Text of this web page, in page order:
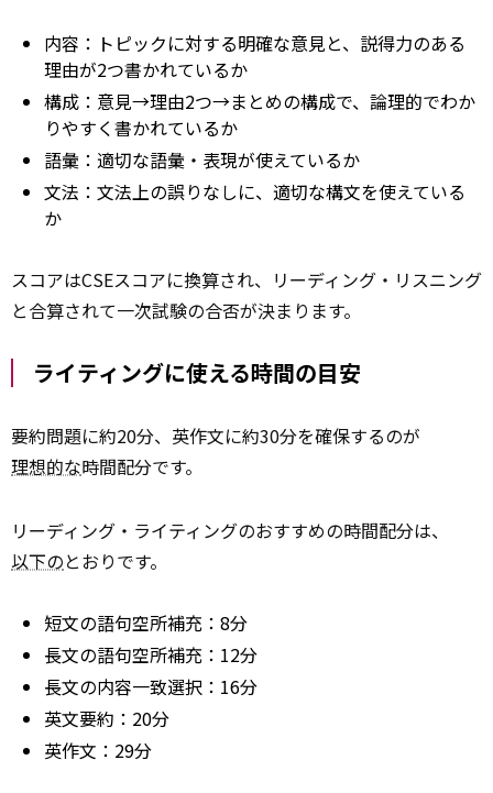
内容：トピックに対する明確な意見と、説得力のある
理由が2つ書かれているか
構成：意見→理由2つ→まとめの構成で、論理的でわか
りやすく書かれているか
語彙：適切な語彙・表現が使えているか
文法：文法上の誤りなしに、適切な構文を使えている
か
スコアはCSEスコアに換算され、リーディング・リスニング
と合算されて一次試験の合否が決まります。
ライティングに使える時間の目安
要約問題に約20分、英作文に約30分を確保するのが
理想的な時間配分です。
リーディング・ライティングのおすすめの時間配分は、
以下のとおりです。
短文の語句空所補充：8分
長文の語句空所補充：12分
長文の内容一致選択：16分
英文要約：20分
英作文：29分